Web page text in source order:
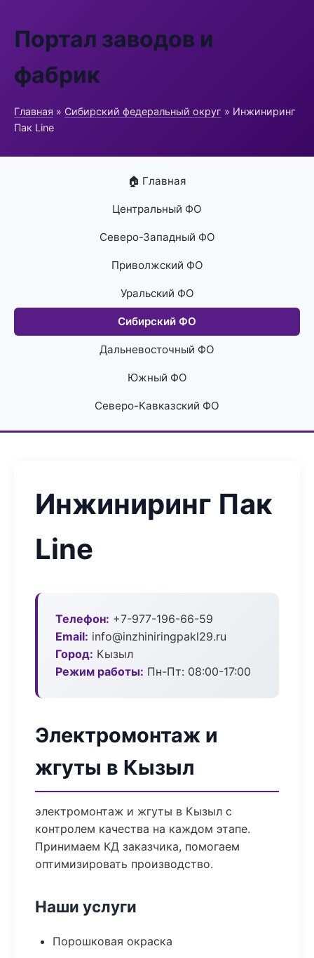
Портал заводов и
фабрик
Главная » Сибирский федеральный округ » Инжиниринг
Пак Line
🏠 Главная
Центральный ФО
Северо-Западный ФО
Приволжский ФО
Уральский ФО
Сибирский ФО
Дальневосточный ФО
Южный ФО
Северо-Кавказский ФО
Инжиниринг Пак
Line
Телефон: +7-977-196-66-59
Email: info@inzhiniringpakl29.ru
Город: Кызыл
Режим работы: Пн-Пт: 08:00-17:00
Электромонтаж и
жгуты в Кызыл
электромонтаж и жгуты в Кызыл с
контролем качества на каждом этапе.
Принимаем КД заказчика, помогаем
оптимизировать производство.
Наши услуги
Порошковая окраска